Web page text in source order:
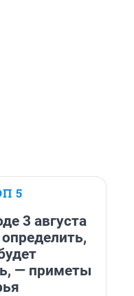
5
3 августа
— приметы